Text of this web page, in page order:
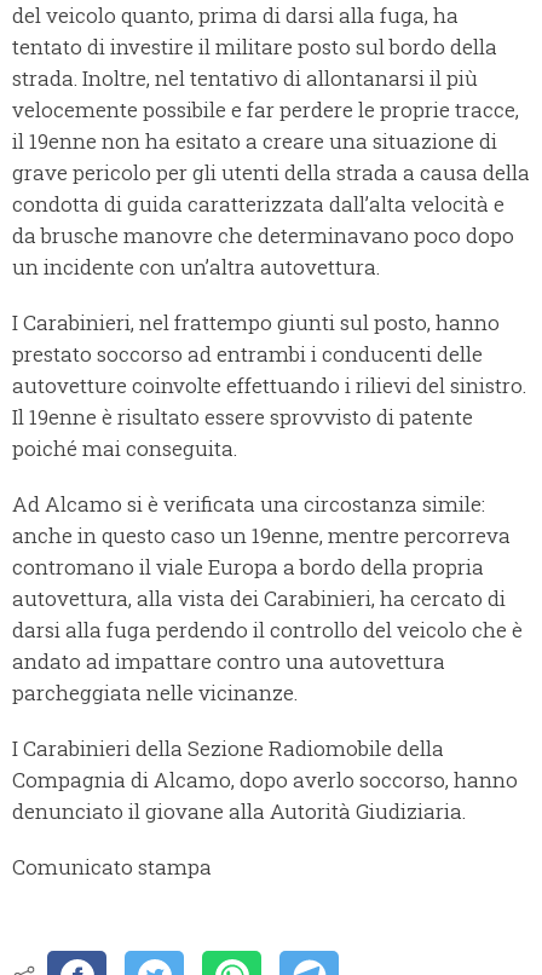
del veicolo quanto, prima di darsi alla fuga, ha
tentato di investire il militare posto sul bordo della
strada. Inoltre, nel tentativo di allontanarsi il più
velocemente possibile e far perdere le proprie tracce,
il 19enne non ha esitato a creare una situazione di
grave pericolo per gli utenti della strada a causa della
condotta di guida caratterizzata dall’alta velocità e
da brusche manovre che determinavano poco dopo
un incidente con un’altra autovettura.
I Carabinieri, nel frattempo giunti sul posto, hanno
prestato soccorso ad entrambi i conducenti delle
autovetture coinvolte effettuando i rilievi del sinistro.
Il 19enne è risultato essere sprovvisto di patente
poiché mai conseguita.
Ad Alcamo si è verificata una circostanza simile:
anche in questo caso un 19enne, mentre percorreva
contromano il viale Europa a bordo della propria
autovettura, alla vista dei Carabinieri, ha cercato di
darsi alla fuga perdendo il controllo del veicolo che è
andato ad impattare contro una autovettura
parcheggiata nelle vicinanze.
I Carabinieri della Sezione Radiomobile della
Compagnia di Alcamo, dopo averlo soccorso, hanno
denunciato il giovane alla Autorità Giudiziaria.
Comunicato stampa